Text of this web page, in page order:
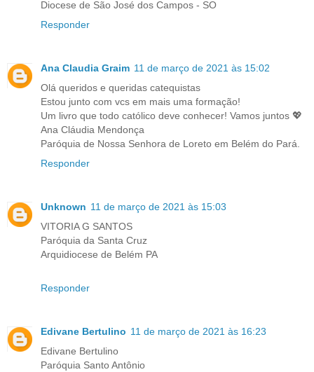
Diocese de São José dos Campos - SO
Responder
Ana Claudia Graim 11 de março de 2021 às 15:02
Olá queridos e queridas catequistas
Estou junto com vcs em mais uma formação!
Um livro que todo católico deve conhecer! Vamos juntos 💖
Ana Cláudia Mendonça
Paróquia de Nossa Senhora de Loreto em Belém do Pará.
Responder
Unknown 11 de março de 2021 às 15:03
VITORIA G SANTOS
Paróquia da Santa Cruz
Arquidiocese de Belém PA
Responder
Edivane Bertulino 11 de março de 2021 às 16:23
Edivane Bertulino
Paróquia Santo Antônio